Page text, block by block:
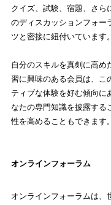
クイズ、試験、宿題、さら
のディスカッションフォー
ツと密接に紐付いています。
自分のスキルを真剣に高め
習に興味のある会員は、こ
ティブな体験を好む傾向に
なたの専門知識を披露する
性を高めることもできます。
オンラインフォーラム
オンラインフォーラムは、